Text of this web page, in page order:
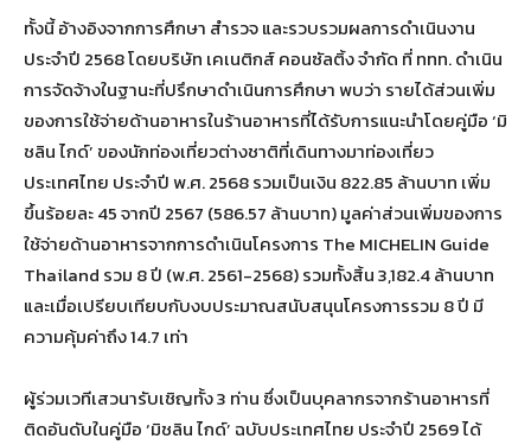
ทั้งนี้ อ้างอิงจากการศึกษา สำรวจ และรวบรวมผลการดำเนินงาน
ประจำปี 2568 โดยบริษัท เคเนติกส์ คอนซัลติ้ง จำกัด ที่ ททท. ดำเนิน
การจัดจ้างในฐานะที่ปรึกษาดำเนินการศึกษา พบว่า รายได้ส่วนเพิ่ม
ของการใช้จ่ายด้านอาหารในร้านอาหารที่ได้รับการแนะนำโดยคู่มือ ‘มิ
ชลิน ไกด์’ ของนักท่องเที่ยวต่างชาติที่เดินทางมาท่องเที่ยว
ประเทศไทย ประจำปี พ.ศ. 2568 รวมเป็นเงิน 822.85 ล้านบาท เพิ่ม
ขึ้นร้อยละ 45 จากปี 2567 (586.57 ล้านบาท) มูลค่าส่วนเพิ่มของการ
ใช้จ่ายด้านอาหารจากการดำเนินโครงการ The MICHELIN Guide
Thailand รวม 8 ปี (พ.ศ. 2561-2568) รวมทั้งสิ้น 3,182.4 ล้านบาท
และเมื่อเปรียบเทียบกับงบประมาณสนับสนุนโครงการรวม 8 ปี มี
ความคุ้มค่าถึง 14.7 เท่า
ผู้ร่วมเวทีเสวนารับเชิญทั้ง 3 ท่าน ซึ่งเป็นบุคลากรจากร้านอาหารที่
ติดอันดับในคู่มือ ‘มิชลิน ไกด์’ ฉบับประเทศไทย ประจำปี 2569 ได้